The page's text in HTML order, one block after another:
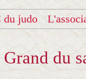
judo
du